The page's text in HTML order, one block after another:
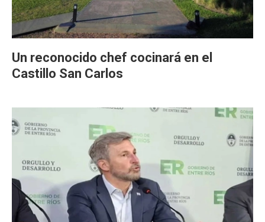
Un reconocido chef cocinará en el
Castillo San Carlos